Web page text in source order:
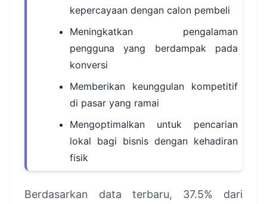
kepercayaan dengan calon pembeli
Meningkatkan pengalaman
pengguna yang berdampak pada
konversi
Memberikan keunggulan kompetitif
di pasar yang ramai
Mengoptimalkan untuk pencarian
lokal bagi bisnis dengan kehadiran
fisik
Berdasarkan data terbaru, 37.5% dari